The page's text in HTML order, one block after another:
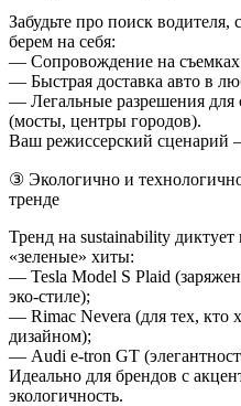
Забудьте про поиск
берем на себя:
— Сопровождение на
— Быстрая доставка авто в
— Легальные разрешения для
(мосты, центры городов).
Ваш режиссерский сценарий
③ Экологично и
тренде
Тренд на sustainability
«зеленые» хиты:
— Tesla Model S Plaid
эко-стиле);
— Rimac Nevera (для тех, кто
дизайном);
— Audi e-tron GT
Идеально для брендов с
экологичность.